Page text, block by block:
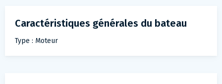
Caractéristiques générales du bateau
Type : Moteur